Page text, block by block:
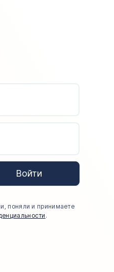
Войти
поняли и принимаете
.